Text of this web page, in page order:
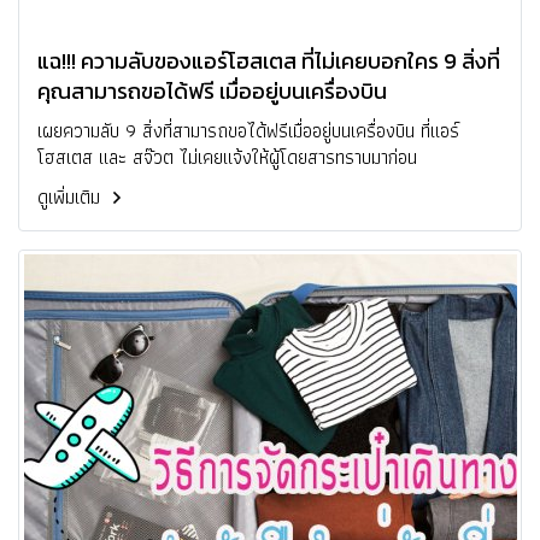
แฉ!!! ความลับของแอร์โฮสเตส ที่ไม่เคยบอกใคร 9 สิ่งที่
คุณสามารถขอได้ฟรี เมื่ออยู่บนเครื่องบิน
เผยความลับ 9 สิ่งที่สามารถขอได้ฟรีเมื่ออยู่บนเครื่องบิน ที่แอร์
โฮสเตส และ สจ๊วต ไม่เคยแจ้งให้ผู้โดยสารทราบมาก่อน
ดูเพิ่มเติม